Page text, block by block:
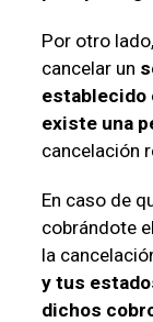
Por otro
cancelar un
establecido
existe una
cancelación
En caso de
cobrándote el
la
y tus
dichos